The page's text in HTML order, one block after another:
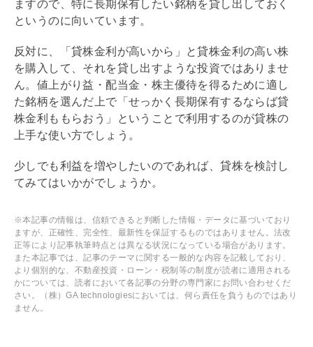
ますので、特に長期保有したい銘柄を貸し出しておく
というのに向いています。
反対に、「貸株金利が高いから」と貸株金利の高い株
を購入して、それを貸し出すような投資ではありませ
ん。値上がり益・配当金・株主優待を得るために適し
た銘柄を選んだ上で「せっかく長期保有するならば貸
株金利ももらおう」ということで利用するのが貸株の
上手な使い方でしょう。
少しでも利益を増やしたいのであれば、貸株を検討し
てみてはいかがでしょうか。
※本記事の情報は、信頼できると判断した情報・データに基づいており
ますが、正確性、完全性、最新性を保証するものではありません。法改
正等により記事執筆時点とは異なる状況になっている場合があります。
また本記事では、記事のテーマに関する一般的な内容を記載しており、
より個別的な、不動産投資・ローン・税制等の制度が読者に適用される
かについては、読者において各記事の分野の専門家にお問い合わせくだ
さい。（株）GA technologiesにおいては、何ら責任を負うものではあり
ません。